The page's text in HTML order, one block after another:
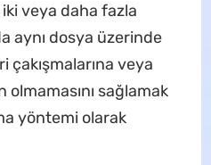
iki veya daha fazla
aynı dosya üzerinde
çakışmalarına veya
olmamasını sağlamak
yöntemi olarak